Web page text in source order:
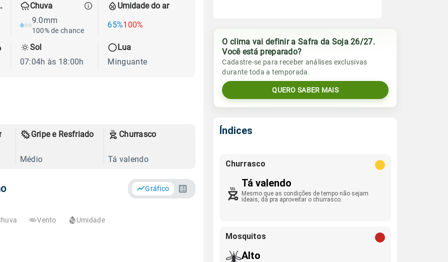
Chuva
9.0mm
100% de chance
Umidade do ar
65%100%
Sol
07:04h às 18:00h
Lua
Minguante
Gripe e Resfriado
Médio
Churrasco
Tá valendo
Gráfico
Vento Umidade
O clima vai definir a Safra da Soja 26/27.
Você está preparado?
Cadastre-se para receber análises exclusivas
durante toda a temporada.
QUERO SABER MAIS
Índices
Churrasco
Tá valendo
Mesmo que as condições de tempo não sejam
ideais, dá pra aproveitar o churrasco.
Mosquitos
Alto